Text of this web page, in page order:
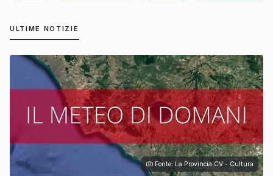
ULTIME NOTIZIE
Fonte: La Provincia CV - Cultura